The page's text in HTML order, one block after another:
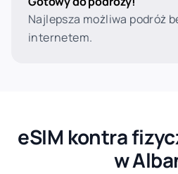
Najlepsza możliwa podróż
internetem.
eSIM kontra
w